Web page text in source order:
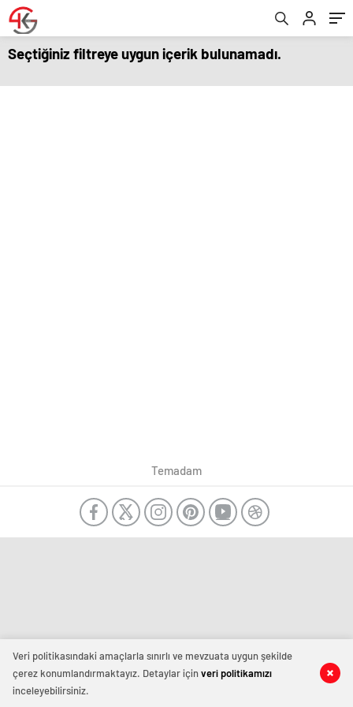
Seçtiğiniz filtreye uygun içerik bulunamadı.
Temadam
Veri politikasındaki amaçlarla sınırlı ve mevzuata uygun şekilde
çerez konumlandırmaktayız. Detaylar içinveri politikamızı
inceleyebilirsiniz.